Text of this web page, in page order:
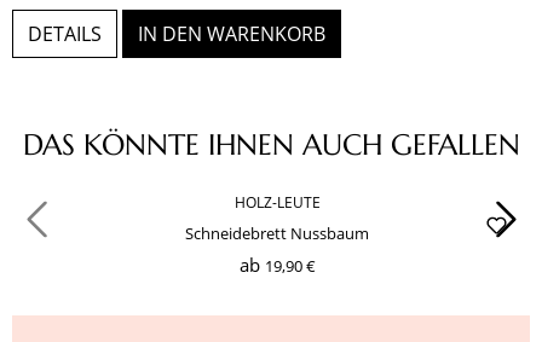
DETAILS IN DEN WARENKORB
Produktgalerie überspringen
DAS KÖNNTE IHNEN AUCH GEFALLEN
HOLZ-LEUTE
Schneidebrett Nussbaum
ab 19,90 €